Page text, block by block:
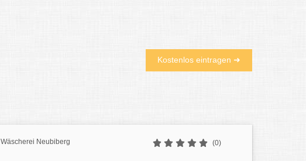
Kostenlos eintragen ➜
Wäscherei Neubiberg (0)